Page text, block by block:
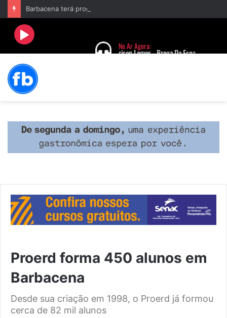
Proerd forma 450 alunos em
Barbacena
Desde sua criação em 1998, o Proerd já formou
cerca de 82 mil alunos